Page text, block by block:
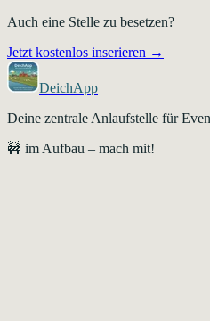
Auch eine Stelle zu besetzen?
Jetzt kostenlos inserieren →
DeichApp
Deine zentrale Anlaufstelle für
🚧 im Aufbau – mach mit!